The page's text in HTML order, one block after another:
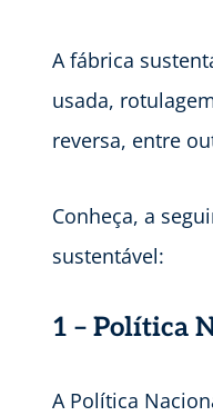
A fábrica
usada,
reversa, entre
Conheça, a
sustentável:
1 – Política
A Política